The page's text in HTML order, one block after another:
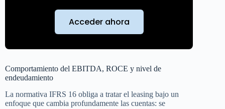
Acceder ahora
Comportamiento del EBITDA, ROCE y nivel de
endeudamiento
La normativa IFRS 16 obliga a tratar el leasing bajo un
enfoque que cambia profundamente las cuentas: se